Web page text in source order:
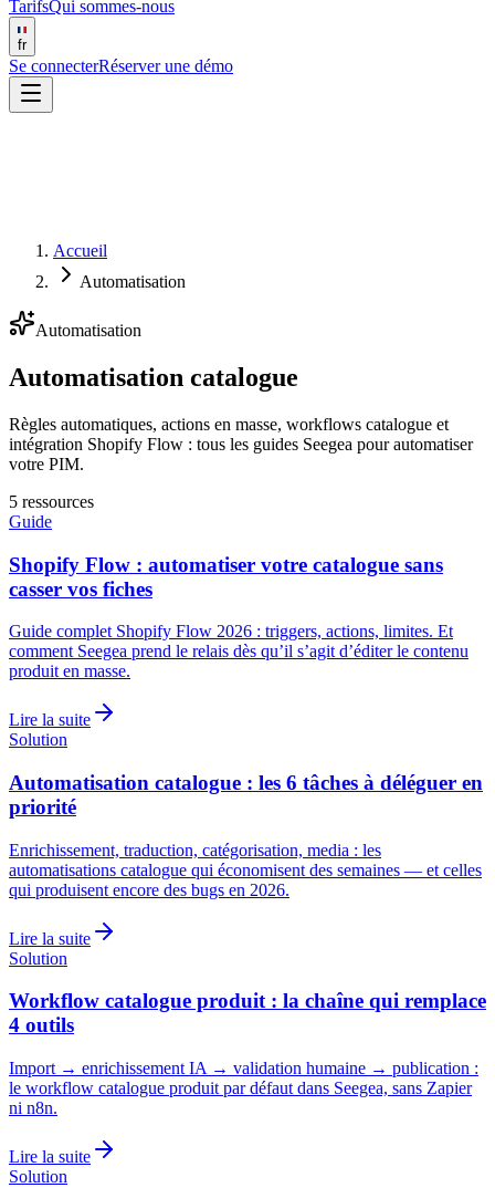
TarifsQui sommes-nous
fr
Se connecterRéserver une démo
Accueil
Automatisation
Automatisation
Automatisation catalogue
Règles automatiques, actions en masse, workflows catalogue et
intégration Shopify Flow : tous les guides Seegea pour automatiser
votre PIM.
5 ressources
Guide
Shopify Flow : automatiser votre catalogue sans
casser vos fiches
Guide complet Shopify Flow 2026 : triggers, actions, limites. Et
comment Seegea prend le relais dès qu’il s’agit d’éditer le contenu
produit en masse.
Lire la suite
Solution
Automatisation catalogue : les 6 tâches à déléguer en
priorité
Enrichissement, traduction, catégorisation, media : les
automatisations catalogue qui économisent des semaines — et celles
qui produisent encore des bugs en 2026.
Lire la suite
Solution
Workflow catalogue produit : la chaîne qui remplace
4 outils
Import → enrichissement IA → validation humaine → publication :
le workflow catalogue produit par défaut dans Seegea, sans Zapier
ni n8n.
Lire la suite
Solution